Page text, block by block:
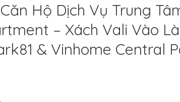
Hộ Dịch Vụ Trung
– Xách Vali Vào
& Vinhome Central